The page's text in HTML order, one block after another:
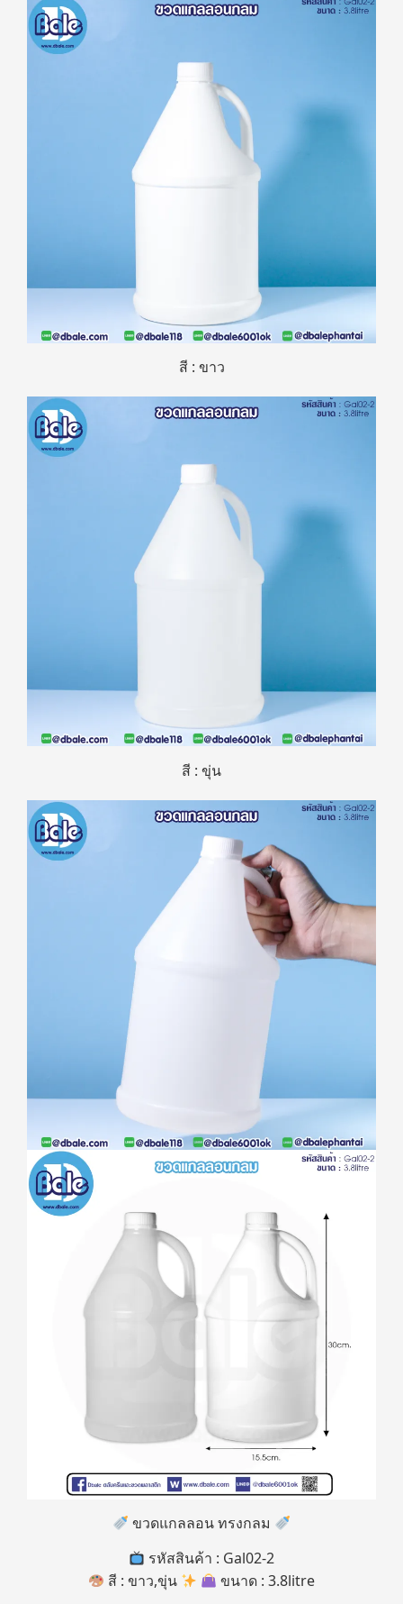
สี : ขาว
สี : ขุ่น
ขวดแกลลอน ทรงกลม
รหัสสินค้า : Gal02-2
สี : ขาว,ขุ่น
ขนาด : 3.8litre